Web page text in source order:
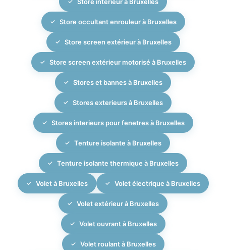
Store occultant enrouleur à Bruxelles
Store screen extérieur à Bruxelles
Store screen extérieur motorisé à Bruxelles
Stores et bannes à Bruxelles
Stores exterieurs à Bruxelles
Stores interieurs pour fenetres à Bruxelles
Tenture isolante à Bruxelles
Tenture isolante thermique à Bruxelles
Volet à Bruxelles Volet électrique à Bruxelles
Volet extérieur à Bruxelles
Volet ouvrant à Bruxelles
Volet roulant à Bruxelles